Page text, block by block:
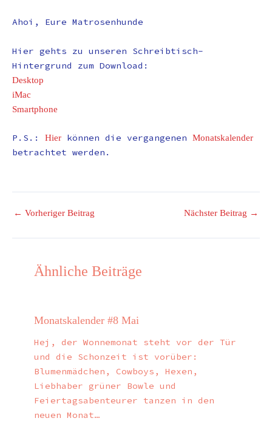
Ahoi, Eure Matrosenhunde
Hier gehts zu unseren Schreibtisch-
Hintergrund zum Download:
Desktop
iMac
Smartphone
P.S.: Hier können die vergangenen Monatskalender
betrachtet werden.
← Vorheriger Beitrag Nächster Beitrag →
Ähnliche Beiträge
Monatskalender #8 Mai
Hej, der Wonnemonat steht vor der Tür
und die Schonzeit ist vorüber:
Blumenmädchen, Cowboys, Hexen,
Liebhaber grüner Bowle und
Feiertagsabenteurer tanzen in den
neuen Monat…